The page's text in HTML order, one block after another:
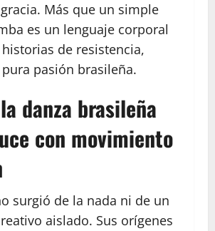
Más que un simple
es un lenguaje corporal
de resistencia,
pasión brasileña.
danza brasileña
con movimiento
surgió de la nada ni de un
aislado. Sus orígenes